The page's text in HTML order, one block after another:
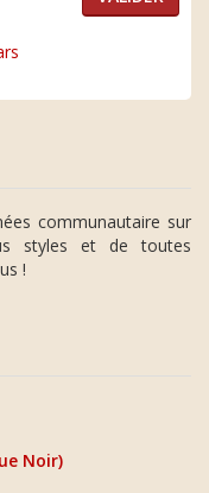
communautaire sur
styles et de toutes
!
Noir)